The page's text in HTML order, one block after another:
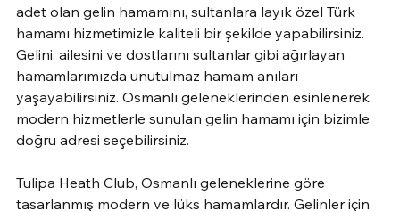
adet olan gelin hamamını, sultanlara layık özel Türk
hamamı hizmetimizle kaliteli bir şekilde yapabilirsiniz.
Gelini, ailesini ve dostlarını sultanlar gibi ağırlayan
hamamlarımızda unutulmaz hamam anıları
yaşayabilirsiniz. Osmanlı geleneklerinden esinlenerek
modern hizmetlerle sunulan gelin hamamı için bizimle
doğru adresi seçebilirsiniz.
Tulipa Heath Club, Osmanlı geleneklerine göre
tasarlanmış modern ve lüks hamamlardır. Gelinler için